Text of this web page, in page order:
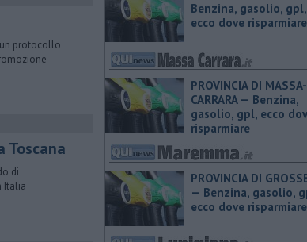
protocollo
Toscana
di
Italia
Benzina, gasolio, gpl,
ecco dove risparmiare
PROVINCIA DI MASSA-
CARRARA — ​Benzina,
gasolio, gpl, ecco
risparmiare
PROVINCIA DI
— ​Benzina, gasolio,
ecco dove risparmiare